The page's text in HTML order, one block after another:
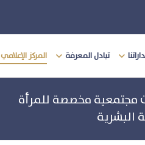
تبادل المعرفة المركز الإعلامي
مجتمعية مخصصة للمرأة
البشرية